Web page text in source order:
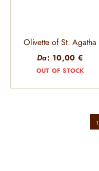
Olivette of St. Agatha
Da: 10,00 €
OUT OF STOCK
1